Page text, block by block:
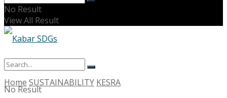
No Result
View All Result
No Result
Home SUSTAINABILITY KESRA